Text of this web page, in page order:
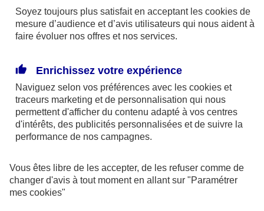
FCPI
Des placements financiers pour réduire vos
Soyez toujours plus satisfait en acceptant les cookies de
mesure d’audience et d’avis utilisateurs qui nous aident à
faire évoluer nos offres et nos services.
Enrichissez votre expérience
Naviguez selon vos préférences avec les cookies et
traceurs marketing et de personnalisation qui nous
permettent d'afficher du contenu adapté à vos centres
d'intérêts, des publicités personnalisées et de suivre la
performance de nos campagnes.
Vous êtes libre de les accepter, de les refuser comme de
changer d'avis à tout moment en allant sur "Paramétrer
mes cookies"